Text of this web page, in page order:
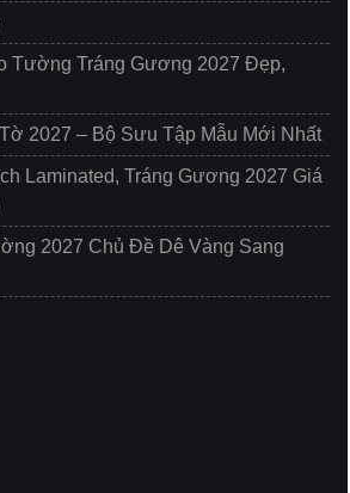
Tường Tráng Gương 2027 Đẹp,
2027 – Bộ Sưu Tập Mẫu Mới Nhất
Laminated, Tráng Gương 2027 Giá
2027 Chủ Đề Dê Vàng Sang